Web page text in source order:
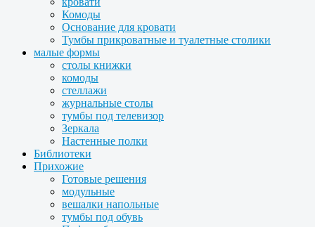
Комоды
Основание для кровати
Тумбы прикроватные и туалетные столики
малые формы
столы книжки
комоды
стеллажи
журнальные столы
тумбы под телевизор
Зеркала
Настенные полки
Библиотеки
Прихожие
Готовые решения
модульные
вешалки напольные
тумбы под обувь